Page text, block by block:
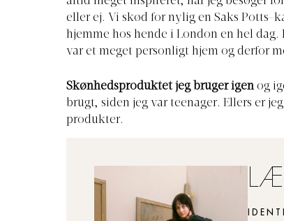
eller ej. Vi skød for nylig en Saks Potts-
hjemme hos hende i London en hel
var et meget personligt hjem og derfor
Skønhedsproduktet jeg bruger igenog
brugt, siden jeg var teenager. Ellers er
produkter.